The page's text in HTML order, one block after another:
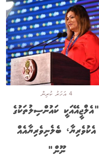
4 އަހަރު ކުރިން
"އެލްޖީއޭއަކީ ކައުންސިލުތަކުގެ
އެކުވެރިޔާ، ބެލެނިވެރިޔާއެއް
ނޫން"